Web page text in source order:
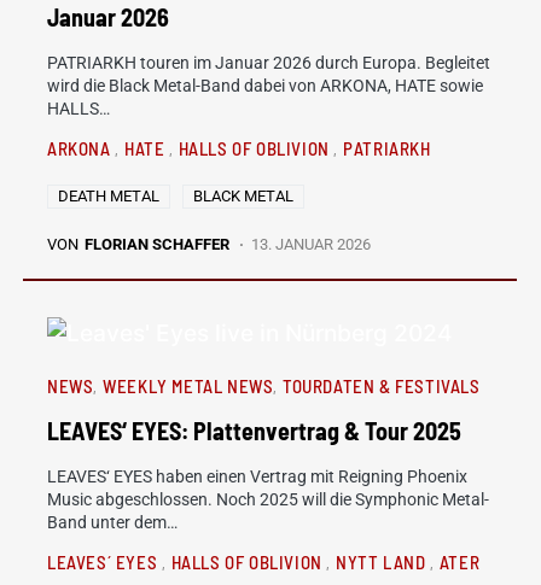
Januar 2026
PATRIARKH touren im Januar 2026 durch Europa. Begleitet
wird die Black Metal-Band dabei von ARKONA, HATE sowie
HALLS…
ARKONA HATE HALLS OF OBLIVION PATRIARKH
DEATH METAL BLACK METAL
VON FLORIAN SCHAFFER 13. JANUAR 2026
NEWS WEEKLY METAL NEWS TOURDATEN & FESTIVALS
LEAVES‘ EYES: Plattenvertrag & Tour 2025
LEAVES‘ EYES haben einen Vertrag mit Reigning Phoenix
Music abgeschlossen. Noch 2025 will die Symphonic Metal-
Band unter dem…
LEAVES´ EYES HALLS OF OBLIVION NYTT LAND ATER